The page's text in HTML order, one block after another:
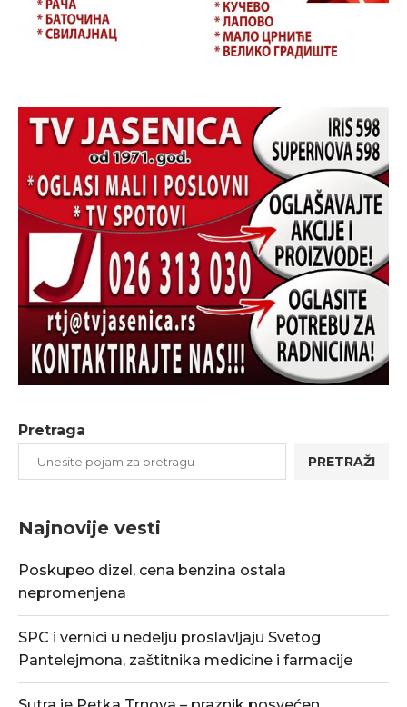
Pretraga
PRETRAŽI
Najnovije vesti
Poskupeo dizel, cena benzina ostala
nepromenjena
SPC i vernici u nedelju proslavljaju Svetog
Pantelejmona, zaštitnika medicine i farmacije